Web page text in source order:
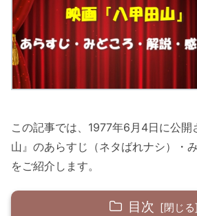
この記事では、1977年6月4日に公開
山』のあらすじ（ネタばれナシ）・
をご紹介します。
目次